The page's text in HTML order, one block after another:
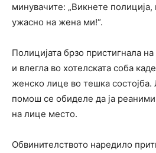
минувачите: „Викнете
ужасно на жена ми!“.
Полицијата брзо пристигнала
и влегла во хотелската соба
женско лице во тешка
помош се обиделе да ја
на лице место.
Обвинителството наредило